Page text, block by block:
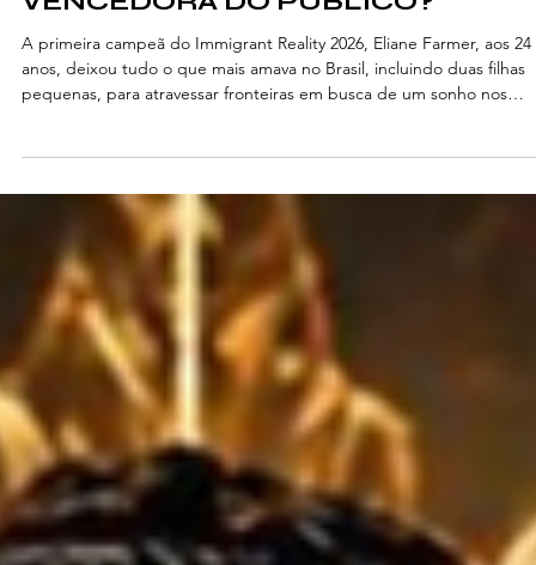
27 de mai. 1 min de leitura
IMMIGRANT REALITY -
VENCEDORA DO REALITY ou